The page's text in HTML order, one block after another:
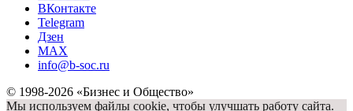
ВКонтакте
Telegram
Дзен
MAX
info@b-soc.ru
© 1998-2026 «Бизнес и Общество»
Мы используем файлы cookie, чтобы улучшать работу сайта.